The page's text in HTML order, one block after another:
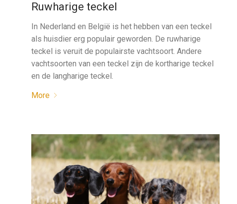
Ruwharige teckel
In Nederland en België is het hebben van een teckel
als huisdier erg populair geworden. De ruwharige
teckel is veruit de populairste vachtsoort. Andere
vachtsoorten van een teckel zijn de kortharige teckel
en de langharige teckel.
More